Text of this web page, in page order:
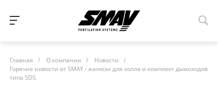
Главная / О компании / Новости
/
Горячие новости от SMAY - жалюзи для холла и комплект дымоходов
типа SDS.